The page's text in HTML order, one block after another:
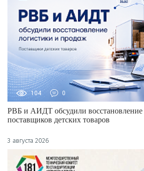
104 0
РВБ и АИДТ обсудили
поставщиков детских товаров
3 августа 2026